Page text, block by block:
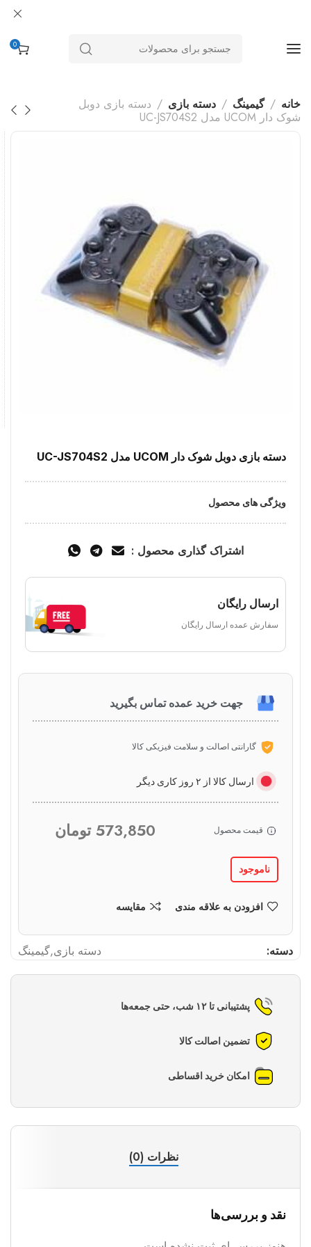
0
خانه گیمینگ دسته بازی
دسته بازی دوبل
شوک دار UCOM مدل UC-JS704S2
دسته بازی دوبل شوک دار UCOM مدل UC-JS704S2
ویژگی های محصول
اشتراک گذاری محصول :
ارسال رایگان
سفارش عمده ارسال رایگان
جهت خرید عمده تماس بگیرید
گارانتی اصالت و سلامت فیزیکی کالا
ارسال کالا از ۲ روز کاری دیگر
قیمت محصول 573,850 تومان
ناموجود
افزودن به علاقه مندی مقایسه
دسته: دسته بازی,گیمینگ
پشتیبانی تا ۱۲ شب، حتی جمعه‌ها
تضمین اصالت کالا
امکان خرید اقساطی
نظرات (0)
نقد و بررسی‌ها